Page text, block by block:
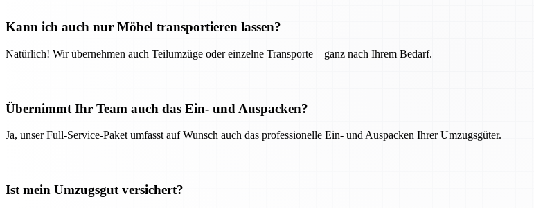
Kann ich auch nur Möbel transportieren lassen?
Natürlich! Wir übernehmen auch Teilumzüge oder einzelne Transporte – ganz nach Ihrem Bedarf.
Übernimmt Ihr Team auch das Ein- und Auspacken?
Ja, unser Full-Service-Paket umfasst auf Wunsch auch das professionelle Ein- und Auspacken Ihrer Umzugsgüter.
Ist mein Umzugsgut versichert?